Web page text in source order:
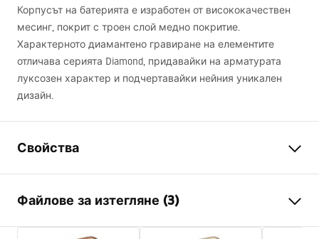
Корпусът на батерията е изработен от висококачествен
месинг, покрит с троен слой медно покритие.
Характерното диамантено гравиране на елементите
отличава серията Diamond, придавайки на арматурата
луксозен характер и подчертавайки нейния уникален
дизайн.
Свойства
Начин на монтаж
Стенна
Цвят
Мед
Файлове за изтегляне (3)